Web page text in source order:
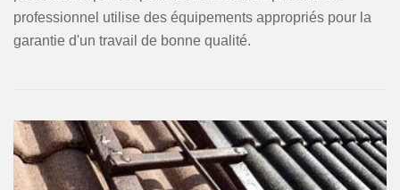
professionnel utilise des équipements appropriés pour la
garantie d'un travail de bonne qualité.